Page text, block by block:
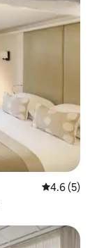
औसत रेटिंग 5
4.6 (5)